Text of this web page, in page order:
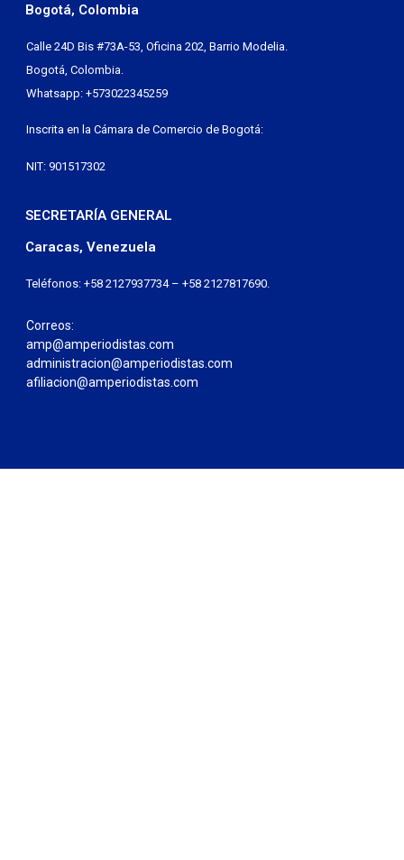
Bogotá, Colombia
Calle 24D Bis #73A-53, Oficina 202, Barrio Modelia.
Bogotá, Colombia.
Whatsapp: +573022345259
Inscrita en la Cámara de Comercio de Bogotá:
NIT: 901517302
SECRETARÍA GENERAL
Caracas, Venezuela
Teléfonos: +58 2127937734 – +58 2127817690.
Correos:
amp@amperiodistas.com
administracion@amperiodistas.com
afiliacion@amperiodistas.com